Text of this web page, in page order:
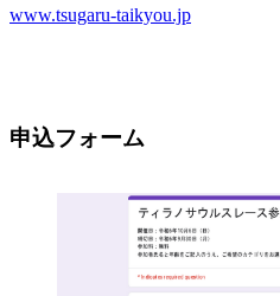
www.tsugaru-taikyou.jp
申込フォーム